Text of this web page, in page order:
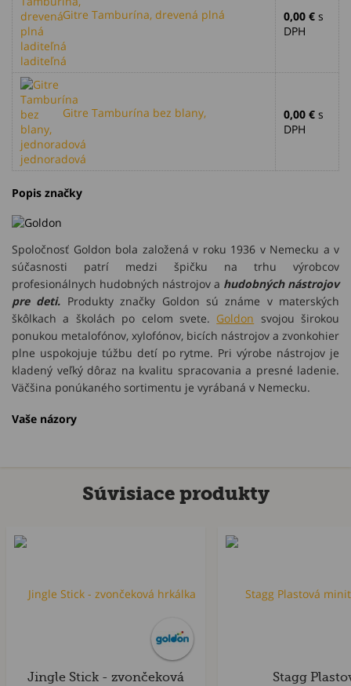
Gitre Tamburína, drevená plná
laditeľná
0,00 € s
DPH
Gitre Tamburína bez blany,
jednoradová
0,00 € s
DPH
Popis značky
Spoločnosť Goldon bola založená v roku 1936 v Nemecku a v
súčasnosti patrí medzi špičku na trhu výrobcov
profesionálnych hudobných nástrojov a hudobných nástrojov
pre deti. Produkty značky Goldon sú známe v materských
škôlkach a školách po celom svete. Goldon svojou širokou
ponukou metalofónov, xylofónov, bicích nástrojov a zvonkohier
plne uspokojuje túžbu detí po rytme. Pri výrobe nástrojov je
kladený veľký dôraz na kvalitu spracovania a presné ladenie.
Väčšina ponúkaného sortimentu je vyrábaná v Nemecku.
Vaše názory
Súvisiace produkty
Jingle Stick - zvončeková
Stagg